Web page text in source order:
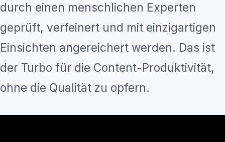
durch einen menschlichen Experten
geprüft, verfeinert und mit einzigartigen
Einsichten angereichert werden. Das ist
der Turbo für die Content-Produktivität,
ohne die Qualität zu opfern.